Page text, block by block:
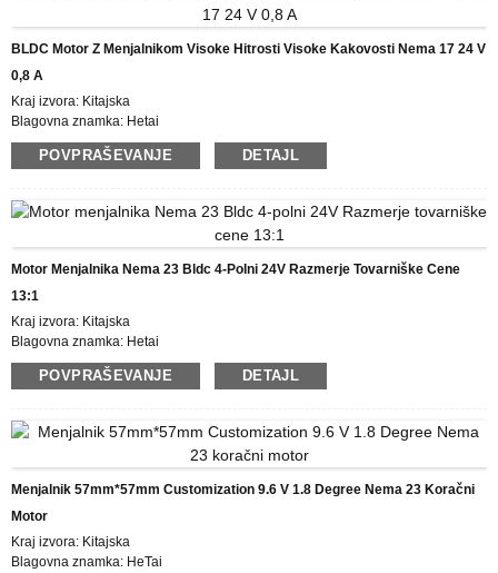
Plačilni pogoji: L/C, D/P, T/T, Western Union, MoneyGram
BLDC Motor Z Menjalnikom Visoke Hitrosti Visoke Kakovosti Nema 17 24 V
0,8 A
Kraj izvora: Kitajska
Blagovna znamka: Hetai
Certificiranje: CE ROHS ISO
Številka modela: 42BLY01C-004AG112
Cena: USD
Podrobnosti pakiranja: škatla z notranjo škatlo iz pene, paleta
Plačilni pogoji: L/C, D/P, T/T, Western Union, MoneyGram
POVPRAŠEVANJE DETAJL
Motor Menjalnika Nema 23 Bldc 4-Polni 24V Razmerje Tovarniške Cene
13:1
Kraj izvora: Kitajska
Blagovna znamka: Hetai
Certificiranje: CE ROHS ISO
Številka modela: 57BL02AG13
Cena: USD
Podrobnosti pakiranja: škatla z notranjo škatlo iz pene, paleta
Plačilni pogoji: L/C, D/P, T/T, Western Union, MoneyGram
POVPRAŠEVANJE DETAJL
Menjalnik 57mm*57mm Customization 9.6 V 1.8 Degree Nema 23 Koračni
Motor
Kraj izvora: Kitajska
Blagovna znamka: HeTai